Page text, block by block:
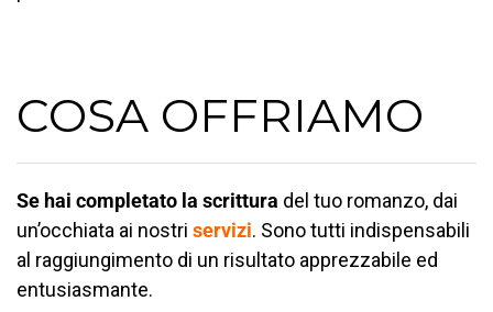
COSA OFFRIAMO
Se hai completato la scrittura del tuo romanzo, dai
un’occhiata ai nostri servizi. Sono tutti indispensabili
al raggiungimento di un risultato apprezzabile ed
entusiasmante.